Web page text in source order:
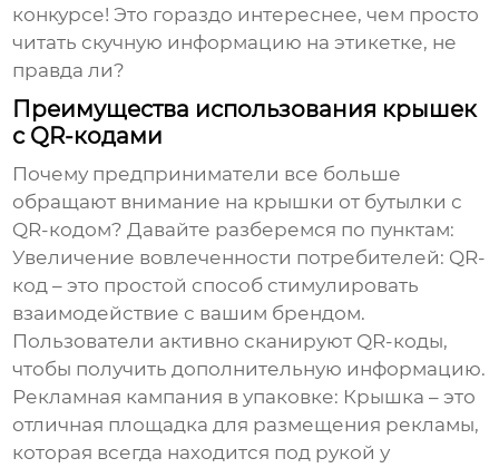
конкурсе! Это гораздо интереснее, чем просто
читать скучную информацию на этикетке, не
правда ли?
Преимущества использования крышек
с QR-кодами
Почему предприниматели все больше
обращают внимание на крышки от бутылки с
QR-кодом? Давайте разберемся по пунктам:
Увеличение вовлеченности потребителей: QR-
код – это простой способ стимулировать
взаимодействие с вашим брендом.
Пользователи активно сканируют QR-коды,
чтобы получить дополнительную информацию.
Рекламная кампания в упаковке: Крышка – это
отличная площадка для размещения рекламы,
которая всегда находится под рукой у